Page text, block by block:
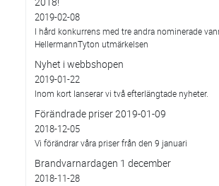
2019-02-08
I hård konkurrens med tre andra nominerade
HellermannTyton utmärkelsen
Nyhet i webbshopen
2019-01-22
Inom kort lanserar vi två efterlängtade nyheter.
Förändrade priser 2019-01-09
2018-12-05
Vi förändrar våra priser från den 9 januari
Brandvarnardagen 1 december
2018-11-28